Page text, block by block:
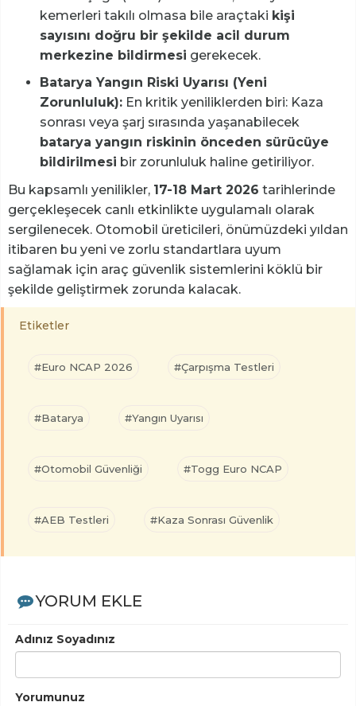
kemerleri takılı olmasa bile araçtaki kişi
sayısını doğru bir şekilde acil durum
merkezine bildirmesi gerekecek.
Batarya Yangın Riski Uyarısı (Yeni
Zorunluluk): En kritik yeniliklerden biri: Kaza
sonrası veya şarj sırasında yaşanabilecek
batarya yangın riskinin önceden sürücüye
bildirilmesi bir zorunluluk haline getiriliyor.
Bu kapsamlı yenilikler, 17-18 Mart 2026 tarihlerinde
gerçekleşecek canlı etkinlikte uygulamalı olarak
sergilenecek. Otomobil üreticileri, önümüzdeki yıldan
itibaren bu yeni ve zorlu standartlara uyum
sağlamak için araç güvenlik sistemlerini köklü bir
şekilde geliştirmek zorunda kalacak.
Etiketler
#Euro NCAP 2026 #Çarpışma Testleri
#Batarya #Yangın Uyarısı
#Otomobil Güvenliği #Togg Euro NCAP
#AEB Testleri #Kaza Sonrası Güvenlik
YORUM EKLE
Adınız Soyadınız
Yorumunuz